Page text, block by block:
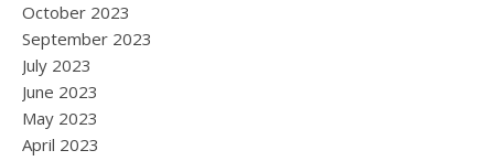
October 2023
September 2023
July 2023
June 2023
May 2023
April 2023